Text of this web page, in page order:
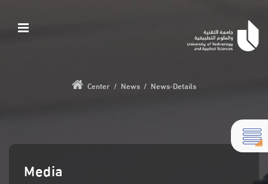
Center / News / News-Details
Media